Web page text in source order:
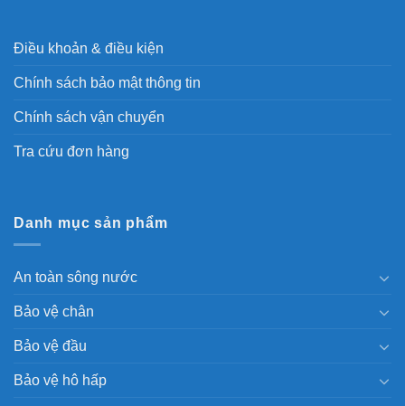
Điều khoản & điều kiện
Chính sách bảo mật thông tin
Chính sách vận chuyển
Tra cứu đơn hàng
Danh mục sản phẩm
An toàn sông nước
Bảo vệ chân
Bảo vệ đầu
Bảo vệ hô hấp